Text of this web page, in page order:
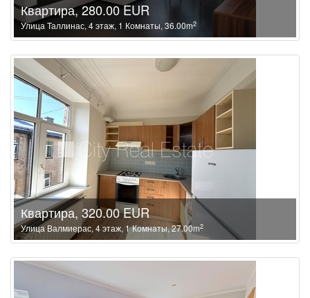
Квартира, 280.00 EUR
Улица Таллинас, 4 этаж, 1 Комнаты, 36.00m2
Квартира, 320.00 EUR
Улица Валмиерас, 4 этаж, 1 Комнаты, 27.00m2